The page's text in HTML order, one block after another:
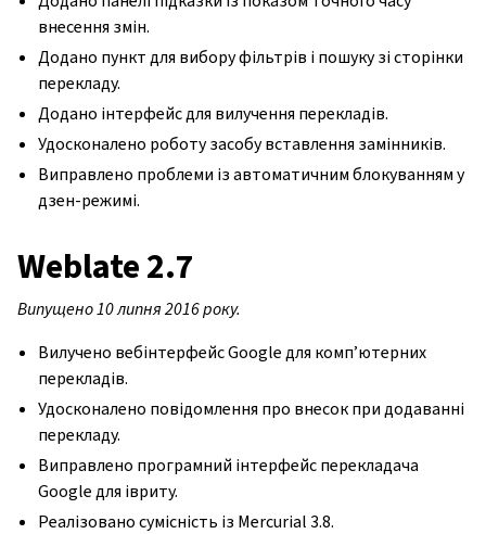
внесення змін.
Додано пункт для вибору фільтрів і пошуку зі сторінки
перекладу.
Додано інтерфейс для вилучення перекладів.
Удосконалено роботу засобу вставлення замінників.
Виправлено проблеми із автоматичним блокуванням у
дзен-режимі.
Weblate 2.7
Випущено 10 липня 2016 року.
Вилучено вебінтерфейс Google для комп’ютерних
перекладів.
Удосконалено повідомлення про внесок при додаванні
перекладу.
Виправлено програмний інтерфейс перекладача
Google для івриту.
Реалізовано сумісність із Mercurial 3.8.